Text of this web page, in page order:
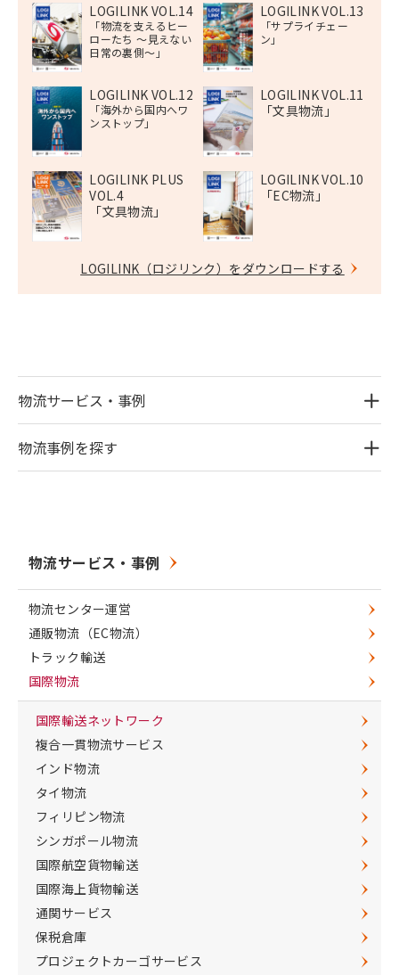
LOGILINK VOL.14
「物流を支えるヒー
ローたち 〜見えない
日常の裏側〜」
LOGILINK VOL.13
「サプライチェー
ン」
LOGILINK VOL.12
「海外から国内へワ
ンストップ」
LOGILINK VOL.11
「文具物流」
LOGILINK PLUS
VOL.4
「文具物流」
LOGILINK VOL.10
「EC物流」
LOGILINK（ロジリンク）をダウンロードする
物流サービス・事例
物流事例を探す
物流サービス・事例
物流センター運営
通販物流（EC物流）
トラック輸送
国際物流
国際輸送ネットワーク
複合一貫物流サービス
インド物流
タイ物流
フィリピン物流
シンガポール物流
国際航空貨物輸送
国際海上貨物輸送
通関サービス
保税倉庫
プロジェクトカーゴサービス